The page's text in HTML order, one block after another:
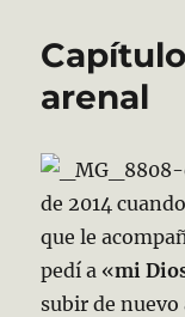
arenal
de 2014
que le
pedí a «mi
subir de nuevo